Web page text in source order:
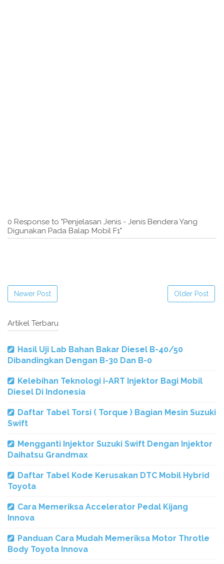
0 Response to "Penjelasan Jenis - Jenis Bendera Yang
Digunakan Pada Balap Mobil F1"
Newer Post Older Post
Artikel Terbaru
Hasil Uji Lab Bahan Bakar Diesel B-40/50
Dibandingkan Dengan B-30 Dan B-0
Kelebihan Teknologi i-ART Injektor Bagi Mobil
Diesel Di Indonesia
Daftar Tabel Torsi ( Torque ) Bagian Mesin Suzuki
Swift
Mengganti Injektor Suzuki Swift Dengan Injektor
Daihatsu Grandmax
Daftar Tabel Kode Kerusakan DTC Mobil Hybrid
Toyota
Cara Memeriksa Accelerator Pedal Kijang
Innova
Panduan Cara Mudah Memeriksa Motor Throtle
Body Toyota Innova